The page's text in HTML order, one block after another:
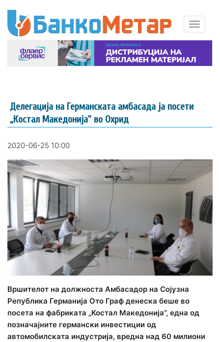
Делегација на Германската амбасада ја посети
„Костал Македонија” во Охрид
2020-06-25 10:00
Вршителот на должноста Aмбасадор на Сојузна
Република Германија Ото Граф денеска беше во
посета на фабриката „Костал Македонија”, една од
позначајните германски инвестиции од
автомобилската индустрија, вредна над 60 милиони